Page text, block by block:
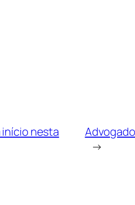
início nesta
→